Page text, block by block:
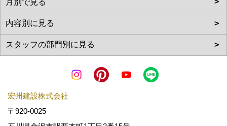
宏州建設株式会社
〒920-0025